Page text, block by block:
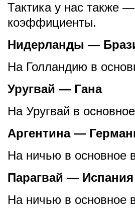
Тактика у нас также
коэффициенты.
Нидерланды —
На Голландию в
Уругвай — Гана
На Уругвай в
Аргентина —
На ничью в основное
Парагвай — Испания
На ничью в основное